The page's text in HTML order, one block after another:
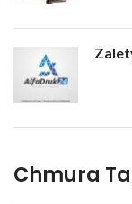
Chmura